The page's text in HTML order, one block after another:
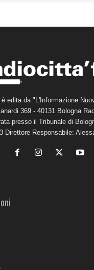
edita da "L'Informazione
369 - 40131 Bologna
presso il Tribunale di
Direttore Responsabile: